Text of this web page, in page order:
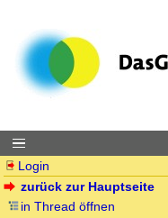
Login
zurück zur Hauptseite
in Thread öffnen